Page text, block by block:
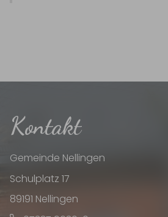
Kontakt
Gemeinde Nellingen
Schulplatz 17
89191 Nellingen